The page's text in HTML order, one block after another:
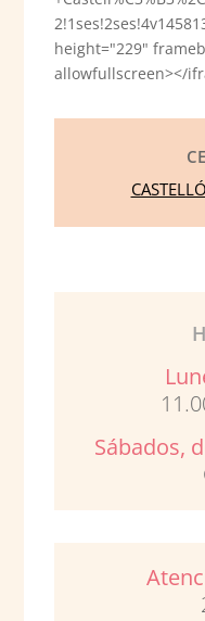
height="229"
allowfullscreen></
Sábados,